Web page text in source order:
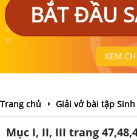
BẮT ĐẦU
XEM
Trang chủ Giải vở bài tập
Mục I, II, III trang